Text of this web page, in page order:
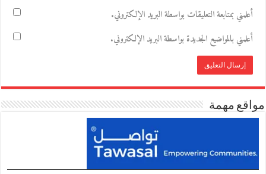
أعلمني بمتابعة التعليقات بواسطة البريد الإلكتروني.
أعلمني بالمواضيع الجديدة بواسطة البريد الإلكتروني.
مواقع مهمة